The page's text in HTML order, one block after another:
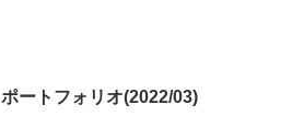
ポートフォリオ(2022/03)